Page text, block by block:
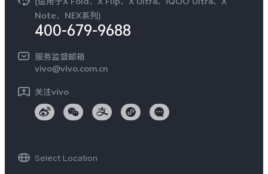
服务隐私政策
Log还原LUTs下载
vivo 办公套件
vivo 蔡司影像
开发者社区
蓝河操作系统
Note、NEX系列)
400-679-9688
服务监督邮箱
vivo@vivo.com.cn
关注vivo
Select Location